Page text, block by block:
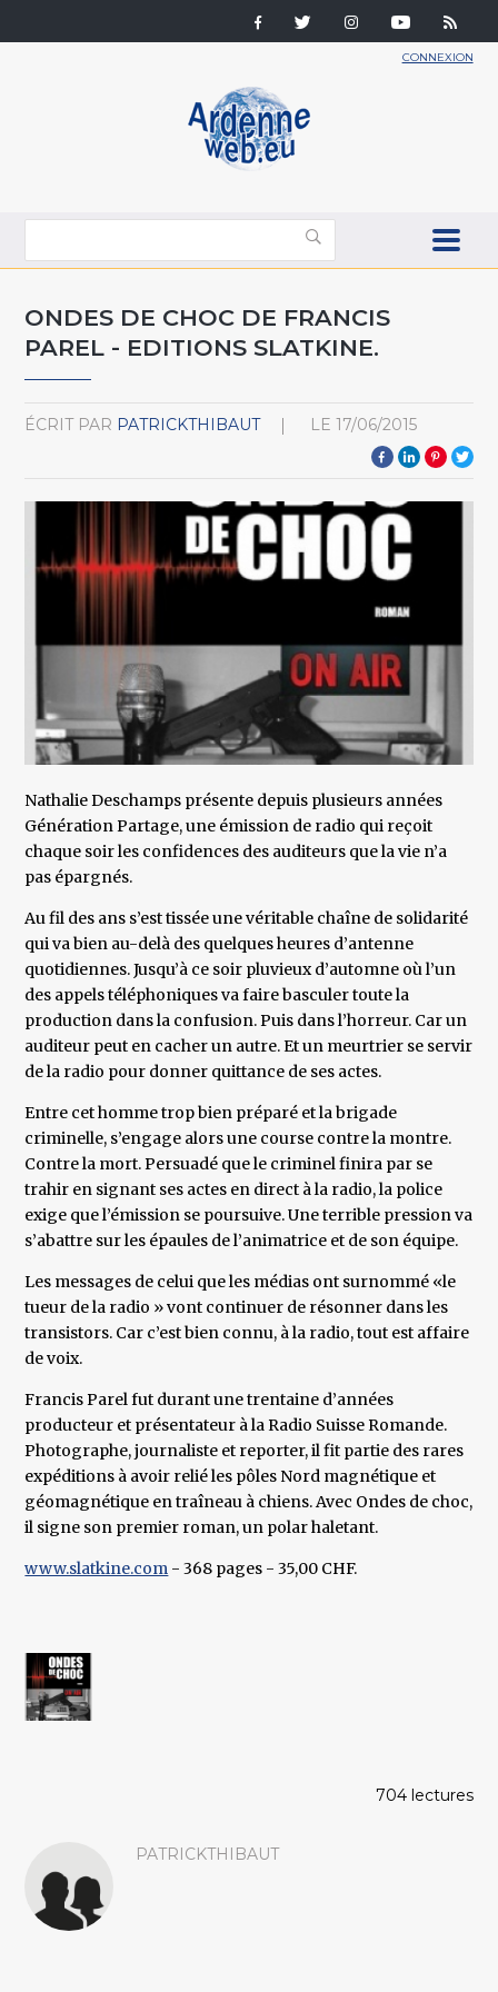
CONNEXION
ONDES DE CHOC DE FRANCIS
PAREL - EDITIONS SLATKINE.
ÉCRIT PAR PATRICKTHIBAUT LE 17/06/2015
Nathalie Deschamps présente depuis plusieurs années
Génération Partage, une émission de radio qui reçoit
chaque soir les confidences des auditeurs que la vie n’a
pas épargnés.
Au fil des ans s’est tissée une véritable chaîne de solidarité
qui va bien au-delà des quelques heures d’antenne
quotidiennes. Jusqu’à ce soir pluvieux d’automne où l’un
des appels téléphoniques va faire basculer toute la
production dans la confusion. Puis dans l’horreur. Car un
auditeur peut en cacher un autre. Et un meurtrier se servir
de la radio pour donner quittance de ses actes.
Entre cet homme trop bien préparé et la brigade
criminelle, s’engage alors une course contre la montre.
Contre la mort. Persuadé que le criminel finira par se
trahir en signant ses actes en direct à la radio, la police
exige que l’émission se poursuive. Une terrible pression va
s’abattre sur les épaules de l’animatrice et de son équipe.
Les messages de celui que les médias ont surnommé «le
tueur de la radio » vont continuer de résonner dans les
transistors. Car c’est bien connu, à la radio, tout est affaire
de voix.
Francis Parel fut durant une trentaine d’années
producteur et présentateur à la Radio Suisse Romande.
Photographe, journaliste et reporter, il fit partie des rares
expéditions à avoir relié les pôles Nord magnétique et
géomagnétique en traîneau à chiens. Avec Ondes de choc,
il signe son premier roman, un polar haletant.
www.slatkine.com - 368 pages - 35,00 CHF.
704 lectures
PATRICKTHIBAUT